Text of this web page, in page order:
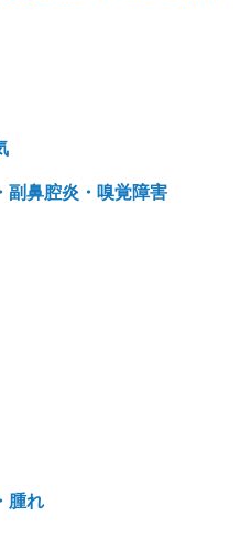
副鼻腔炎・嗅覚障害
腫れ